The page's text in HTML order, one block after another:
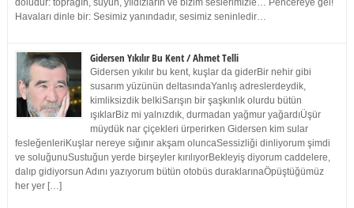
doludur: toprağın, suyun, yıldızların ve bizim seslerimizle… Pencereye gel!
Havaları dinle bir: Sesimiz yanındadır, sesimiz seninledir…
Gidersen Yıkılır Bu Kent / Ahmet Telli
Gidersen yıkılır bu kent, kuşlar da giderBir nehir gibi
susarım yüzünün deltasındaYanlış adreslerdeydik,
kimliksizdik belkiSarışın bir şaşkınlık olurdu bütün
ışıklarBiz mi yalnızdık, durmadan yağmur yağardıÜşür
müydük nar çiçekleri ürperirken Gidersen kim sular
fesleğenleriKuşlar nereye sığınır akşam oluncaSessizliği dinliyorum şimdi
ve soluğunuSustuğun yerde birşeyler kırılıyorBekleyiş diyorum caddelere,
dalıp gidiyorsun Adını yazıyorum bütün otobüs duraklarınaÖpüştüğümüz
her yer […]